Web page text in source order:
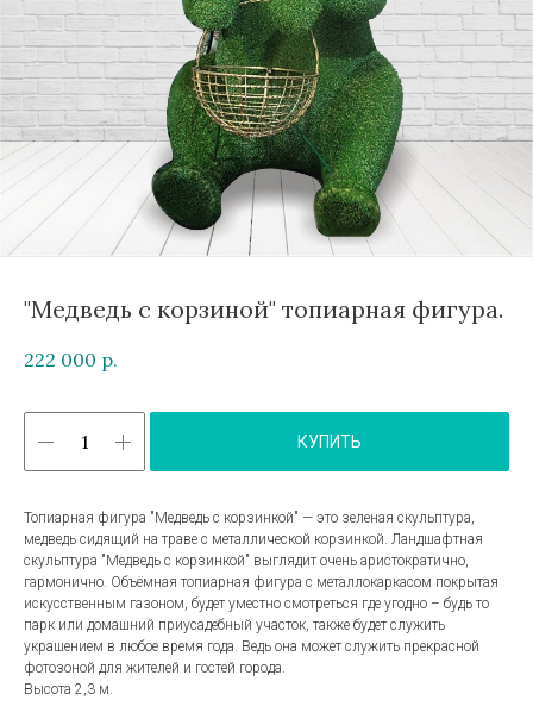
"Медведь с корзиной" топиарная фигура.
222 000 р.
КУПИТЬ
Топиарная фигура "Медведь с корзинкой" — это зеленая скульптура,
медведь сидящий на траве с металлической корзинкой. Ландшафтная
скульптура "Медведь с корзинкой" выглядит очень аристократично,
гармонично. Объёмная топиарная фигура с металлокаркасом покрытая
искусственным газоном, будет уместно смотреться где угодно – будь то
парк или домашний приусадебный участок, также будет служить
украшением в любое время года. Ведь она может служить прекрасной
фотозоной для жителей и гостей города.
Высота 2,3 м.